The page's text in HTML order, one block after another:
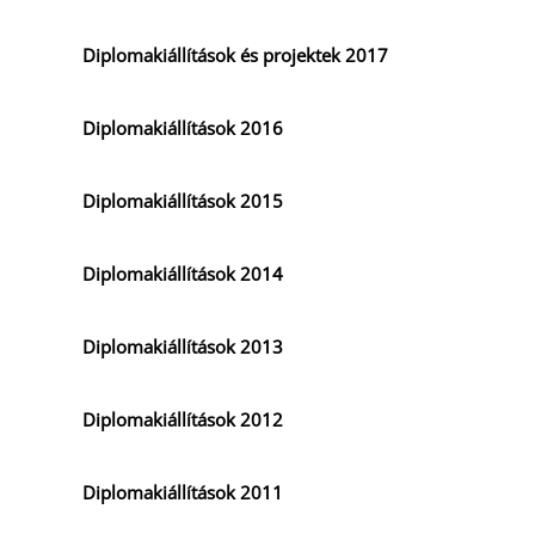
Diplomakiállítások és projektek 2017
Diplomakiállítások 2016
Diplomakiállítások 2015
Diplomakiállítások 2014
Diplomakiállítások 2013
Diplomakiállítások 2012
Diplomakiállítások 2011